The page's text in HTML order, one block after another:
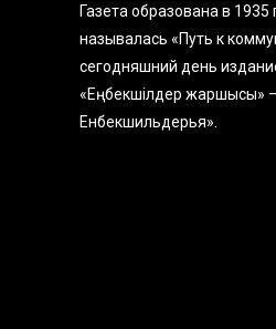
Газета образована в 1935
называлась «Путь к
сегодняшний день
«Еңбекшiлдер жаршысы»
Енбекшильдерья».